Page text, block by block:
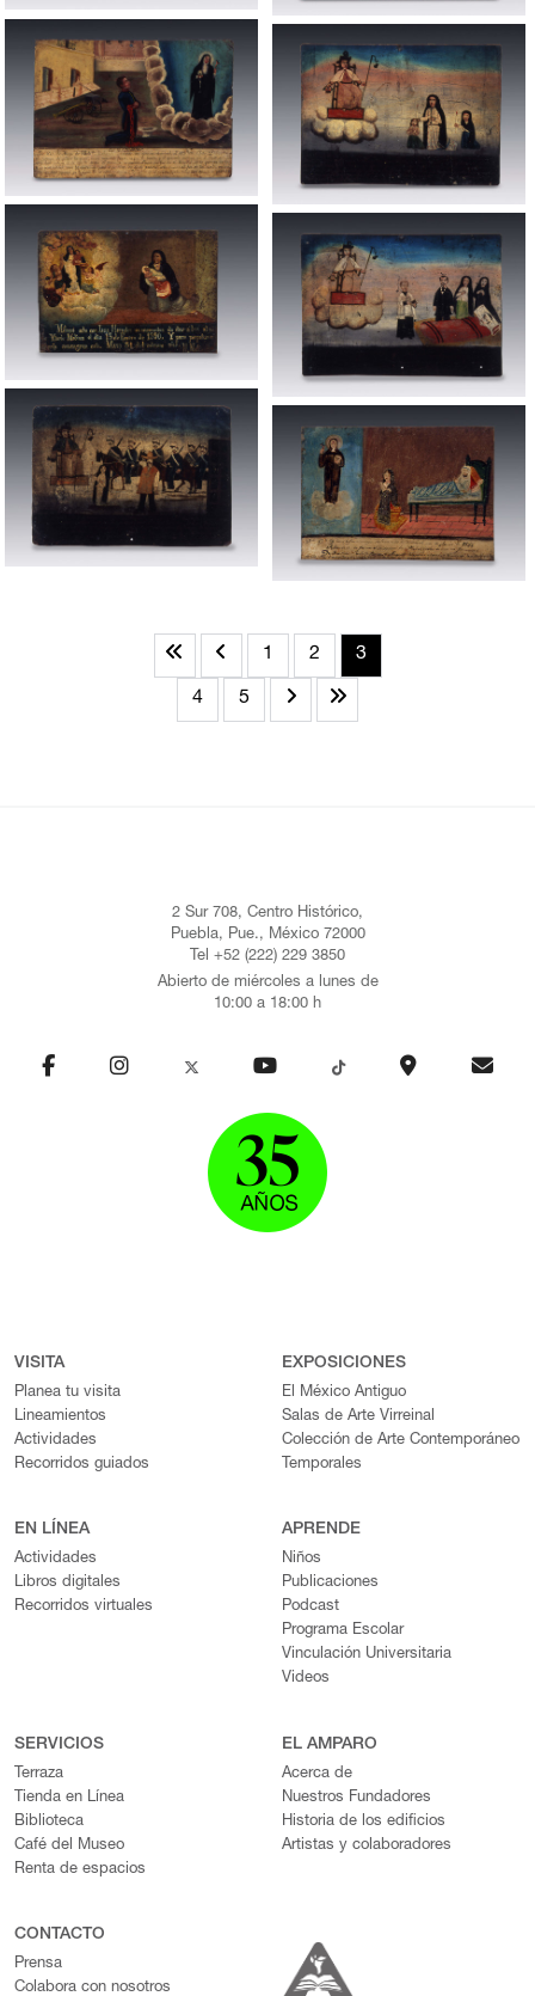
1 2 3
4 5
2 Sur 708, Centro Histórico,
Puebla, Pue., México 72000
Tel +52 (222) 229 3850
Abierto de miércoles a lunes de
10:00 a 18:00 h
VISITA
Planea tu visita
Lineamientos
Actividades
Recorridos guiados
EXPOSICIONES
El México Antiguo
Salas de Arte Virreinal
Colección de Arte Contemporáneo
Temporales
EN LÍNEA
Actividades
Libros digitales
Recorridos virtuales
APRENDE
Niños
Publicaciones
Podcast
Programa Escolar
Vinculación Universitaria
Videos
SERVICIOS
Terraza
Tienda en Línea
Biblioteca
Café del Museo
Renta de espacios
EL AMPARO
Acerca de
Nuestros Fundadores
Historia de los edificios
Artistas y colaboradores
CONTACTO
Prensa
Colabora con nosotros